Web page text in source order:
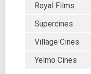
Royal Films
Supercines
Village Cines
Yelmo Cines